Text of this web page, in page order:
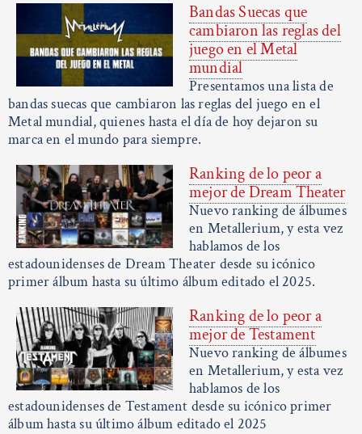
Bandas Suecas que
cambiaron las reglas del
juego en el Metal
mundial
Presentamos una lista de
bandas suecas que cambiaron las reglas del juego en el
Metal mundial, quienes hasta el día de hoy dejaron su
marca en el mundo para siempre.
Ranking de lo peor a
mejor de Dream Theater
Nuevo ranking de álbumes
en Metallerium, y esta vez
hablamos de los
estadounidenses de Dream Theater desde su icónico
primer álbum hasta su último álbum editado el 2025.
Ranking de lo peor a
mejor de Testament
Nuevo ranking de álbumes
en Metallerium, y esta vez
hablamos de los
estadounidenses de Testament desde su icónico primer
álbum hasta su último álbum editado el 2025